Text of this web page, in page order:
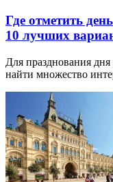
Где отметить
10 лучших
Для празднования
найти множество